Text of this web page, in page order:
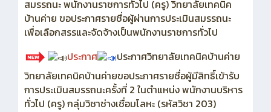
สมรรถนะ พนักงานราชการทั่วไป (ครู) วิทยาลัยเทคนิค
บ้านค่าย ขอประกาศรายชื่อผู้ผ่านการประเมินสมรรถนะ
เพื่อเลือกสรรและจัดจ้างเป็นพนักงานราชการทั่วไป
ประกาศ
ประกาศวิทยาลัยเทคนิคบ้านค่าย
วิทยาลัยเทคนิคบ้านค่ายขอประกาศรายชื่อผู้มีสิทธิ์เข้ารับ
การประเมินสมรรถนะครั้งที่ 2 ในตำแหน่ง พนักงานบริหาร
ทั่วไป (ครู) กลุ่มวิชาช่างเชื่อมโลหะ (รหัสวิชา 203)